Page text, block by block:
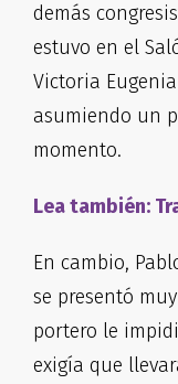
demás
estuvo en el
Victoria
asumiendo un
momento.
Lea también:
En cambio,
se presentó
portero le
exigía que